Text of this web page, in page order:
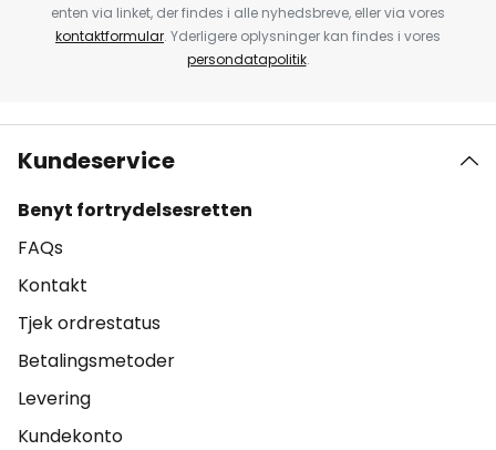
enten via linket, der findes i alle nyhedsbreve, eller via vores
kontaktformular. Yderligere oplysninger kan findes i vores
persondatapolitik.
Kundeservice
Benyt fortrydelsesretten
FAQs
Kontakt
Tjek ordrestatus
Betalingsmetoder
Levering
Kundekonto